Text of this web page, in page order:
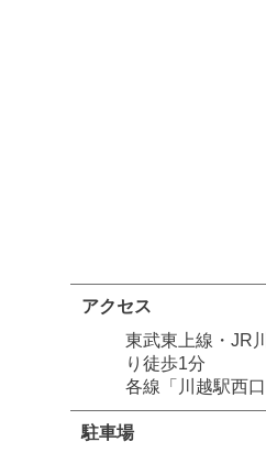
アクセス
東武東上線・JR
り徒歩1分
各線「川越駅西
駐車場